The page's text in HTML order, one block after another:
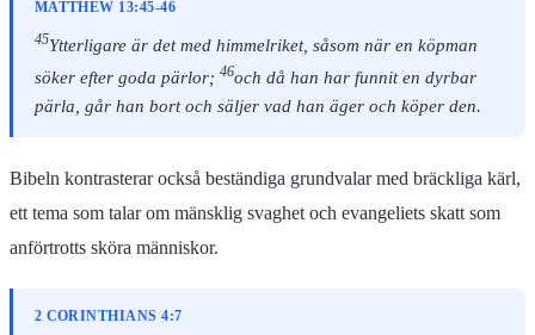
MATTHEW 13:45-46
45Ytterligare är det med himmelriket, såsom när en köpman
söker efter goda pärlor; 46och då han har funnit en dyrbar
pärla, går han bort och säljer vad han äger och köper den.
Bibeln kontrasterar också beständiga grundvalar med bräckliga kärl,
ett tema som talar om mänsklig svaghet och evangeliets skatt som
anförtrotts sköra människor.
2 CORINTHIANS 4:7